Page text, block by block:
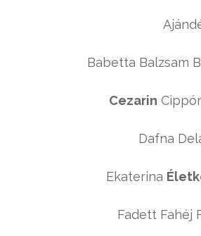
Babetta Balzsam
Cezarin
Dafna
Ekaterina
Fadett Fahéj